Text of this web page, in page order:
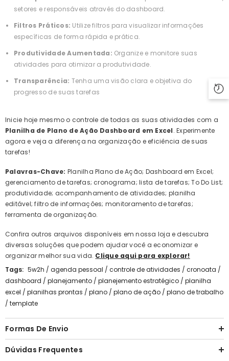
setores e responsáveis através do dashboard.
Filtros Práticos: Utilize filtros para visualizar informações
específicas de forma rápida e prática.
Produtividade Aumentada: Organize e monitore suas
atividades para otimizar a produtividade.
Transparência: Tenha uma visão clara e objetiva do
progresso de suas tarefas
Inicie hoje mesmo o controle de todas as suas atividades com a
Planilha de Plano de Ação Dashboard em Excel. Experimente
agora e veja a diferença na organização e eficiência de suas
tarefas!
Palavras-Chave: Planilha Plano de Ação; Dashboard em Excel;
gerenciamento de tarefas; cronograma; lista de tarefas; To Do List;
produtividade; acompanhamento de atividades; planilha
editável; filtro de informações; monitoramento de tarefas;
ferramenta de organização.
Confira outros arquivos disponíveis em nossa loja e descubra
diversas soluções que podem ajudar você a economizar e
organizar melhor sua vida. Clique aqui para explorar!
Tags: 5w2h / agenda pessoal / controle de atividades / cronoata /
dashboard / planejamento / planejemento estratégico / planilha
excel / planilhas prontas / plano / plano de ação / plano de trabalho
/ template
Formas De Envio
Dúvidas Frequentes